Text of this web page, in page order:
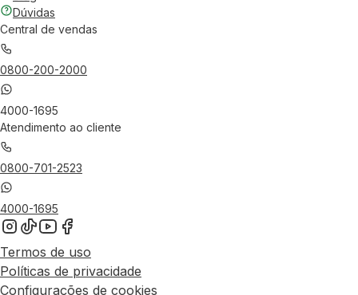
Dúvidas
Central de vendas
0800-200-2000
4000-1695
Atendimento ao cliente
0800-701-2523
4000-1695
Termos de uso
Políticas de privacidade
Configurações de cookies